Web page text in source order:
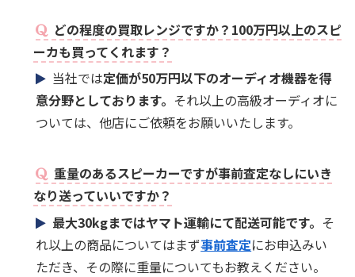
どの程度の買取レンジですか？100万円以上のスピ
ーカも買ってくれます？
当社では定価が50万円以下のオーディオ機器を得
意分野としております。 それ以上の高級オーディオに
ついては、他店にご依頼をお願いいたします。
重量のあるスピーカーですが事前査定なしにいき
なり送っていいですか？
最大30kgまではヤマト運輸にて配送可能です。 そ
れ以上の商品についてはまず事前査定にお申込みい
ただき、その際に重量についてもお教えください。